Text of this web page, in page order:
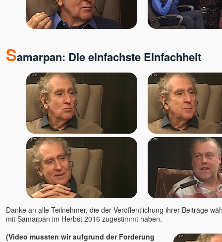
Samarpan: Die einfachste Einfachheit
Danke an alle Teilnehmer, die der Veröffentlichung ihrer Beiträge
mit Samarpan im Herbst 2016 zugestimmt haben.
(Video mussten wir aufgrund der Forderung